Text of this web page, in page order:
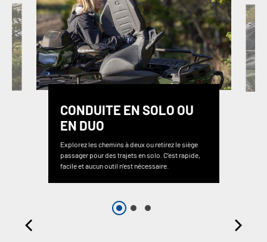
CONDUITE EN SOLO OU
EN DUO
Explorez les chemins à deux ou retirez le siège
passager pour des trajets en solo. C’est rapide,
facile et aucun outil n’est nécessaire.